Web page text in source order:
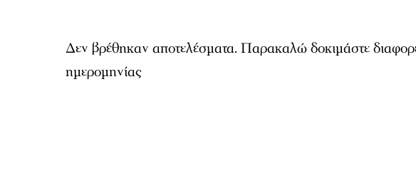
Δεν βρέθηκαν αποτελέσματα. Παρακαλώ δοκιμάστε
ημερομηνίας